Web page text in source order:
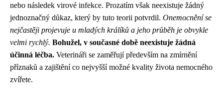
nebo následek virové infekce. Prozatím však neexistuje žádný
jednoznačný důkaz, který by tuto teorii potvrdil. Onemocnění se
nejčastěji projevuje u mladých králíků a jeho průběh je obvykle
velmi rychlý. Bohužel, v současné době neexistuje žádná
účinná léčba. Veterináři se zaměřují především na zmírnění
příznaků a zajištění co nejvyšší možné kvality života nemocného
zvířete.